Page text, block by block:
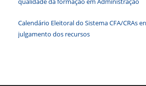
Calendário Eleitoral do Sistema CFA/CRAs
julgamento dos recursos